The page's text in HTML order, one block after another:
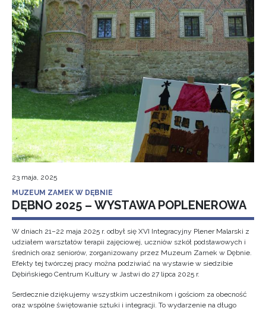
23 maja, 2025
MUZEUM ZAMEK W DĘBNIE
DĘBNO 2025 – WYSTAWA POPLENEROWA
W dniach 21–22 maja 2025 r. odbył się XVI Integracyjny Plener Malarski z
udziałem warsztatów terapii zajęciowej, uczniów szkół podstawowych i
średnich oraz seniorów, zorganizowany przez Muzeum Zamek w Dębnie.
Efekty tej twórczej pracy można podziwiać na wystawie w siedzibie
Dębińskiego Centrum Kultury w Jastwi do 27 lipca 2025 r.
Serdecznie dziękujemy wszystkim uczestnikom i gościom za obecność
oraz wspólne świętowanie sztuki i integracji. To wydarzenie na długo